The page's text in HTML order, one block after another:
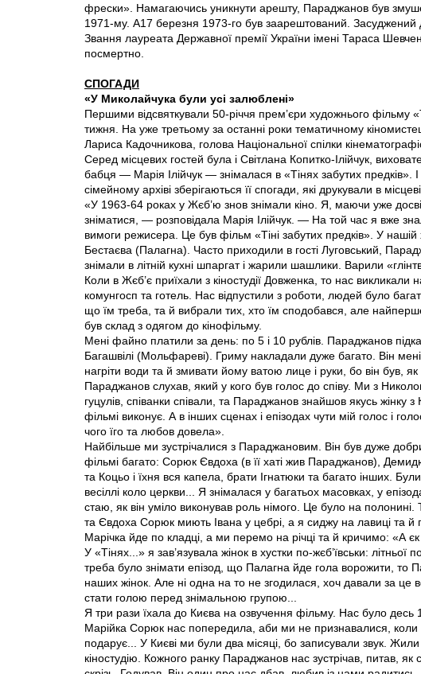
фрески». Намагаючись уникнути арешту, Параджанов був
1971-му. А17 березня 1973-го був заарештований. Засуджений
Звання лауреата Державної премії України імені Тараса
посмертно.
СПОГАДИ
«У Миколайчука були усі залюблені»
Першими відсвяткували 50-річчя прем’єри художнього фільму
тижня. На уже третьому за останні роки тематичному
Лариса Кадочникова, голова Національної спілки
Серед місцевих гостей була і Світлана Копитко-Ілійчук,
бабця — Марія Ілійчук — знімалася в «Тінях забутих предків».
сімейному архіві зберігаються її спогади, які друкували в
«У 1963-64 роках у Жєб’ю знов знімали кіно. Я, маючи уже
зніматися, — розповідала Марія Ілійчук. — На той час я вже
вимоги режисера. Це був фільм «Тіні забутих предків». У нашій
Бестаєва (Палагна). Часто приходили в гості Луговський,
знімали в літній кухні шпаргат і жарили шашлики. Варили
Коли в Жєб’є приїхали з кіностудії Довженка, то нас
комунгосп та готель. Нас відпустили з роботи, людей було
що їм треба, та й вибрали тих, хто їм сподобався, але
був склад з одягом до кінофільму.
Мені файно платили за день: по 5 і 10 рублів. Параджанов
Багашвілі (Мольфареві). Гриму накладали дуже багато. Він
нагріти води та й змивати йому ватою лице і руки, бо він був,
Параджанов слухав, який у кого був голос до співу. Ми з
гуцулів, співанки співали, та Параджанов знайшов якусь жінку
фільмі виконує. А в інших сценах і епізодах чути мій голос і
чого їго та любов довела».
Найбільше ми зустрічалися з Параджановим. Він був дуже
фільмі багато: Сорюк Євдоха (в її хаті жив Параджанов),
та Коцьо і їхня вся капела, брати Ігнатюки та багато інших.
весіллі коло церкви... Я знімалася у багатьох масовках, у
стаю, як він уміло виконував роль німого. Це було на
та Євдоха Сорюк миють Івана у цебрі, а я сиджу на лавиці та й
Марічка йде по кладці, а ми перемо на річці та й кричимо: «А
У «Тінях...» я зав’язувала жінок в хустки по-жєб’ївськи:
треба було знімати епізод, що Палагна йде гола ворожити, то
наших жінок. Але ні одна на то не згодилася, хоч давали за це
стати голою перед знімальною групою...
Я три рази їхала до Києва на озвучення фільму. Нас було
Марійка Сорюк нас попередила, аби ми не признавалися, коли
подарує... У Києві ми були два місяці, бо записували звук.
кіностудію. Кожного ранку Параджанов нас зустрічав, питав,